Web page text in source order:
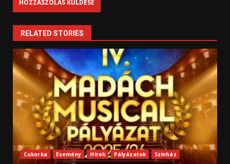
RELATED STORIES
Cukorka Esemény Hírek Pályázatok Színház